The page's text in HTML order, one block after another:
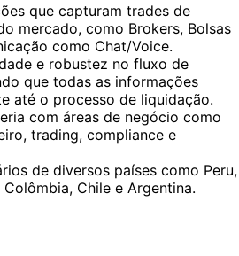
que capturam trades de
mercado, como Brokers, Bolsas
como Chat/Voice.
e robustez no fluxo de
que todas as informações
até o processo de liquidação.
com áreas de negócio como
trading, compliance e
de diversos países como Peru,
Colômbia, Chile e Argentina.